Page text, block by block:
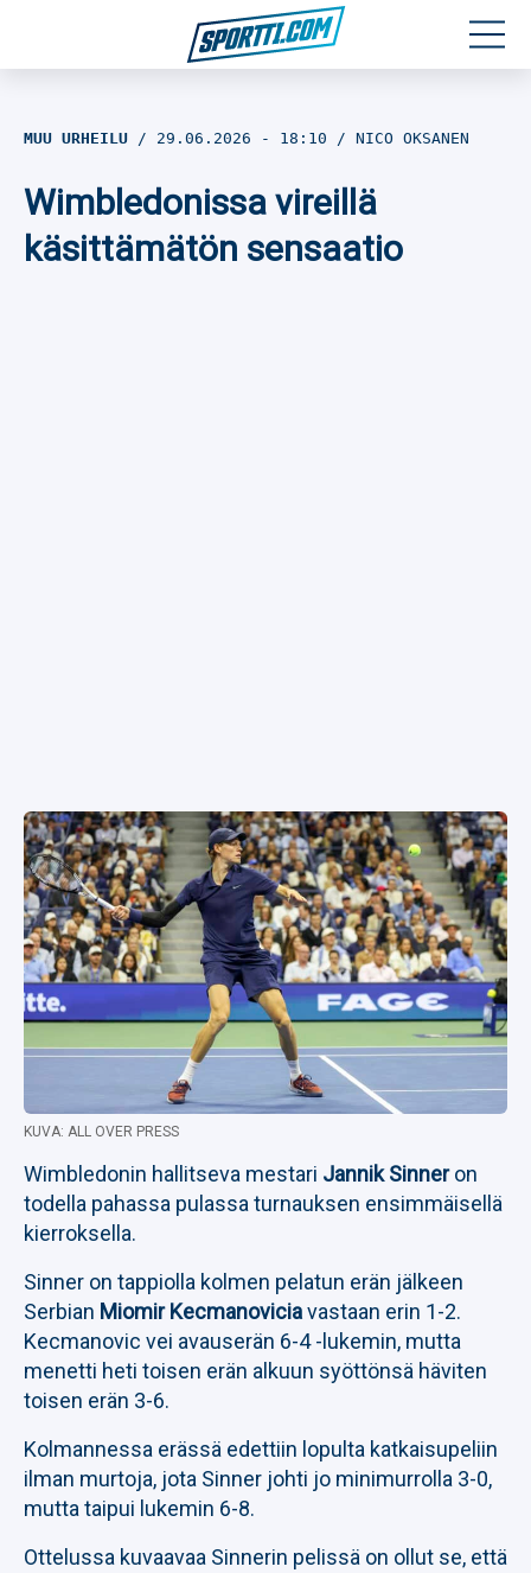
Jalkapallo
MUU URHEILU 29.06.2026 - 18:10 NICO OKSANEN
Wimbledonissa vireillä
käsittämätön sensaatio
KUVA: ALL OVER PRESS
Wimbledonin hallitseva mestari Jannik Sinneron
todella pahassa pulassa turnauksen ensimmäisellä
kierroksella.
Sinner on tappiolla kolmen pelatun erän jälkeen
Serbian Miomir Kecmanoviciavastaan erin 1-2.
Kecmanovic vei avauserän 6-4 -lukemin, mutta
menetti heti toisen erän alkuun syöttönsä häviten
toisen erän 3-6.
Kolmannessa erässä edettiin lopulta katkaisupeliin
ilman murtoja, jota Sinner johti jo minimurrolla 3-0,
mutta taipui lukemin 6-8.
Ottelussa kuvaavaa Sinnerin pelissä on ollut se, että